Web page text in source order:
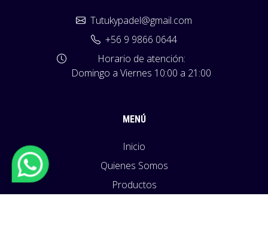
Tutukypadel@gmail.com
+56 9 9866 0644
Horario de atención:
Domingo a Viernes 10:00 a 21:00
MENÚ
Inicio
Quienes Somos
Productos